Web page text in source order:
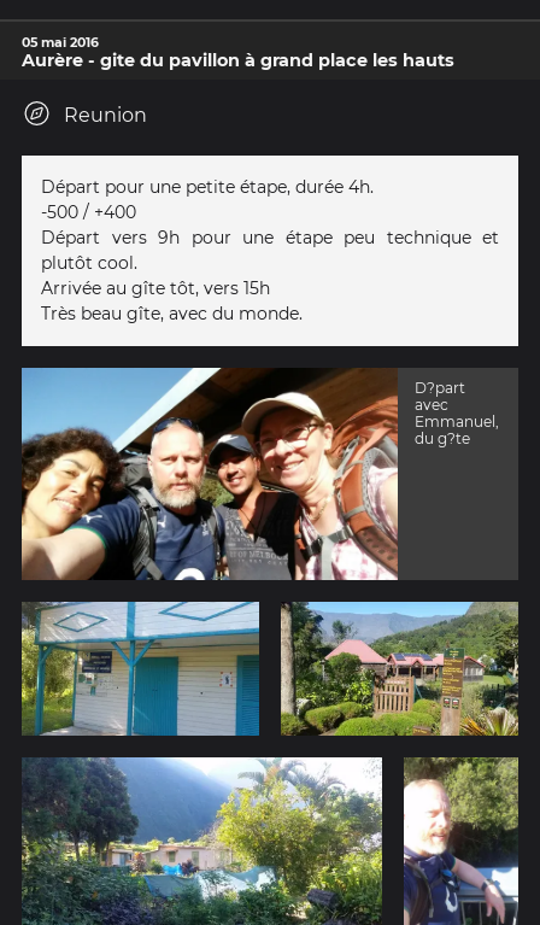
05 mai 2016
Aurère - gite du pavillon à grand place les hauts
Reunion
Départ pour une petite étape, durée 4h.
-500 / +400
Départ vers 9h pour une étape peu technique et
plutôt cool.
Arrivée au gîte tôt, vers 15h
Très beau gîte, avec du monde.
D?part
avec
Emmanuel,
du g?te